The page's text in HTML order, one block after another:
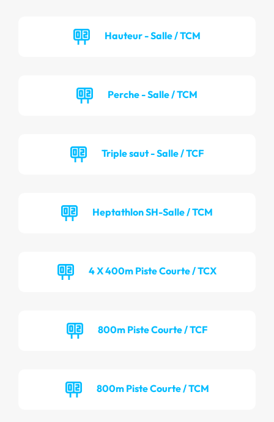
Hauteur - Salle / TCM
Perche - Salle / TCM
Triple saut - Salle / TCF
Heptathlon SH-Salle / TCM
4 X 400m Piste Courte / TCX
800m Piste Courte / TCF
800m Piste Courte / TCM